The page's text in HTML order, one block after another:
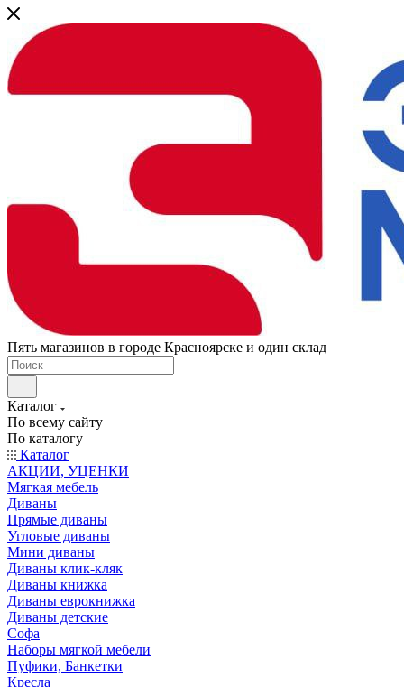
Пять магазинов в городе Красноярске и один склад
Каталог
По всему сайту
По каталогу
Каталог
АКЦИИ, УЦЕНКИ
Мягкая мебель
Диваны
Прямые диваны
Угловые диваны
Мини диваны
Диваны клик-кляк
Диваны книжка
Диваны еврокнижка
Диваны детские
Софа
Наборы мягкой мебели
Пуфики, Банкетки
Кресла